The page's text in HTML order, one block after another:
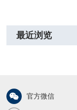
最近浏览
官方微信